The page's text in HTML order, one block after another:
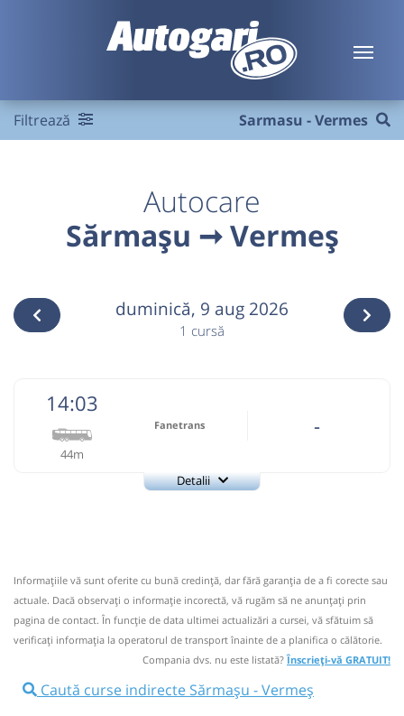
Filtrează Sarmasu - Vermes
Autocare
Sărmașu ➞ Vermeș
duminică, 9 aug 2026
1 cursă
14:03
44m
Fanetrans -
Detalii
Info: +4-0745-145.848;+4-0744-639.252
Nu a circulat?Semnalați aici (12 comentarii)
NOU!Pune poze din călătoria ta⤣
14:03 Sărmașu Statie
Informaţiile vă sunt oferite cu bună credinţă, dar fără garanţia de a fi corecte sau
actuale. Dacă observați o informaţie incorectă, vă rugăm să ne anunțați prin
pagina de contact. În funcție de data ultimei actualizări a cursei, vă sfătuim să
verificaţi informaţia la operatorul de transport înainte de a planifica o călătorie.
Compania dvs. nu este listată?Înscrieți-vă GRATUIT!
Caută curse indirecte Sărmașu - Vermeș